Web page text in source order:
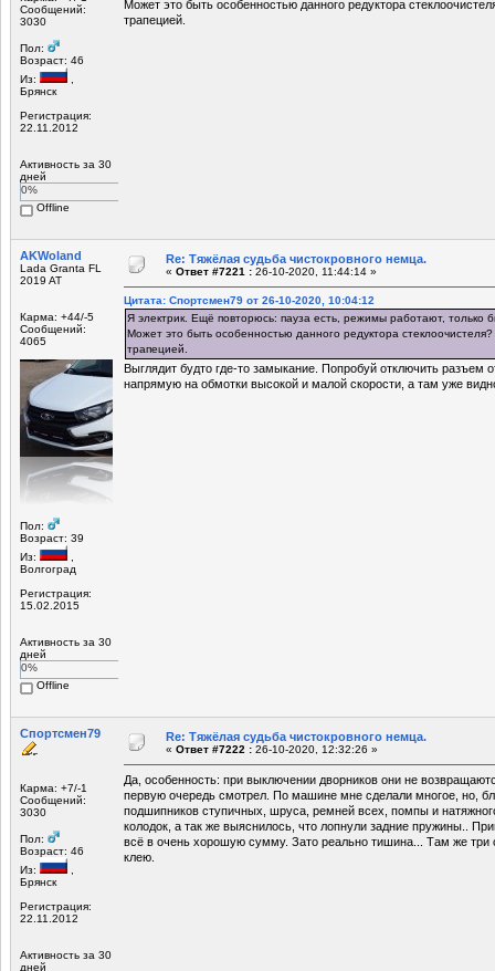
Сообщений:
3030
Пол:
Возраст: 46
Из:
Брянск
Регистрация:
22.11.2012
Активность за 30
дней
0%
Offline
Может это быть особенностью данного редуктора
трапецией.
AKWoland
Lada Granta FL
2019 AT
Карма: +44/-5
Сообщений:
4065
Пол:
Возраст: 39
Из:
Волгоград
Регистрация:
15.02.2015
Активность за 30
дней
0%
Offline
Re: Тяжёлая судьба чистокровного немца.
« Ответ #7221 : 26-10-2020, 11:44:14 »
Цитата: Спортсмен79 от 26-10-2020, 10:04:12
Я электрик. Ещё повторюсь: пауза есть, режимы работают, только
Может это быть особенностью данного редуктора
трапецией.
Выглядит будто где-то замыкание. Попробуй отключить разъем
напрямую на обмотки высокой и малой скорости, а там уже
Спортсмен79
Карма: +7/-1
Сообщений:
3030
Пол:
Возраст: 46
Из:
Брянск
Регистрация:
22.11.2012
Активность за 30
дней
Re: Тяжёлая судьба чистокровного немца.
« Ответ #7222 : 26-10-2020, 12:32:26 »
Да, особенность: при выключении дворников они не
первую очередь смотрел. По машине мне сделали многое, но,
подшипников ступичных, шруса, ремней всех, помпы и
колодок, а так же выяснилось, что лопнули задние пружины..
всё в очень хорошую сумму. Зато реально тишина... Там же три
клею.